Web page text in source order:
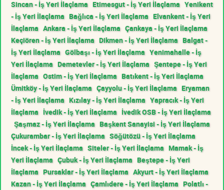
Sincan - İş Yeri İlaçlama Etimesgut - İş Yeri İlaçlama Yenikent
- İş Yeri İlaçlama Bağlıca - İş Yeri İlaçlama Elvankent - İş Yeri
İlaçlama Ankara - İş Yeri İlaçlama Çankaya - İş Yeri İlaçlama
Keçiören - İş Yeri İlaçlama Dikmen - İş Yeri İlaçlama Balgat -
İş Yeri İlaçlama Gölbaşı - İş Yeri İlaçlama Yenimahalle - İş
Yeri İlaçlama Demetevler - İş Yeri İlaçlama Şentepe - İş Yeri
İlaçlama Ostim - İş Yeri İlaçlama Batıkent - İş Yeri İlaçlama
Ümitköy - İş Yeri İlaçlama Çayyolu - İş Yeri İlaçlama Eryaman
- İş Yeri İlaçlama Kızılay - İş Yeri İlaçlama Yapracık - İş Yeri
İlaçlama İvedik - İş Yeri İlaçlama İvedik OSB - İş Yeri İlaçlama
Şaşmaz - İş Yeri İlaçlama Başkent Sanayisi - İş Yeri İlaçlama
Çukurambar - İş Yeri İlaçlama Söğütözü - İş Yeri İlaçlama
İncek - İş Yeri İlaçlama Siteler - İş Yeri İlaçlama Mamak - İş
Yeri İlaçlama Çubuk - İş Yeri İlaçlama Beştepe - İş Yeri
İlaçlama Pursaklar - İş Yeri İlaçlama Akyurt - İş Yeri İlaçlama
Kazan - İş Yeri İlaçlama Çamlıdere - İş Yeri İlaçlama Polatlı -